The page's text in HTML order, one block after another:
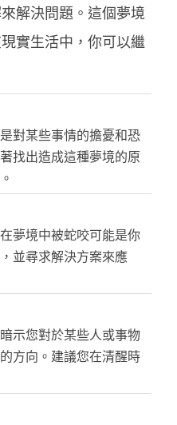
解決問題。這個夢境
實生活中，你可以繼
對某些事情的擔憂和恐
找出造成這種夢境的原
夢境中被蛇咬可能是你
並尋求解決方案來應
示您對於某些人或事物
方向。建議您在清醒時